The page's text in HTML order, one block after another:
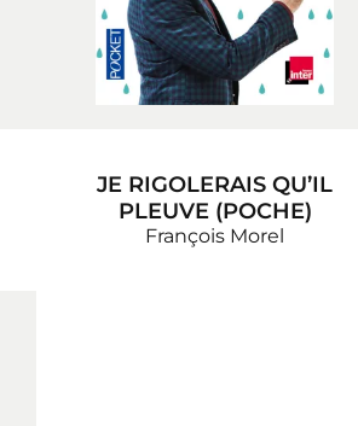
JE RIGOLERAIS QU’IL
PLEUVE (POCHE)
François Morel